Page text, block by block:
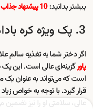
بیشتر بدانید:10 پیشنهاد جذاب برای صبحانه
3. پک ویژه کره بادام زمینی نچسان پاور
اگر دختر شما به تغذیه سالم
پاورگزینه‌ای عالی است. این
است که می‌تواند به عنوان یک
قرار گیرد. با توجه به خواص زیاد